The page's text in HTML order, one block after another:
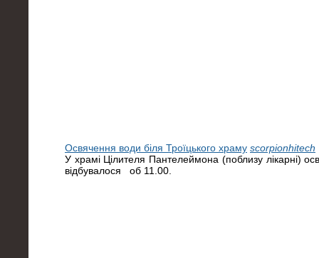
Освячення води біля Троїцького храму scorpionhitech
У храмі Цілителя Пантелеймона (поблизу лікарні)
відбувалося об 11.00.